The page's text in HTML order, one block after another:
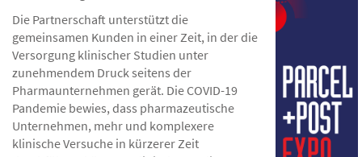
Die Partnerschaft unterstützt die
gemeinsamen Kunden in einer Zeit, in der die
Versorgung klinischer Studien unter
zunehmendem Druck seitens der
Pharmaunternehmen gerät. Die COVID-19
Pandemie bewies, dass pharmazeutische
Unternehmen, mehr und komplexere
klinische Versuche in kürzerer Zeit